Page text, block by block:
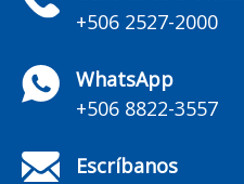
+506 2527-2000
WhatsApp
+506 8822-3557
Escríbanos